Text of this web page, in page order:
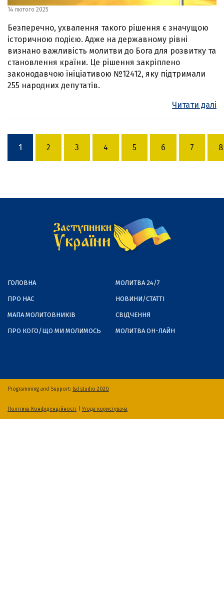
14 лютого 2025
Безперечно, ухвалення такого рішення є значущою
історичною подією. Адже на державному рівні
визнано важливість молитви до Бога для розвитку та
становлення країни. Це рішення закріплено
законодавчою ініціативою №12412, яку підтримали
255 народних депутатів.
Читати далі
1 2 3 4 5 6 7 8
ГОЛОВНА
ПРО НАС
МАПА МОЛИТОВНИКІВ
ПРО КОГО/ЩО МИ МОЛИМОСЬ
МОЛИТВА 24/7
НОВИНИ/СТАТТІ
СВІДЧЕННЯ
МОЛИТВА ОН-ЛАЙН
Programming and Support: lsd studio 2020
Політика Конфіденційності Угода користувача